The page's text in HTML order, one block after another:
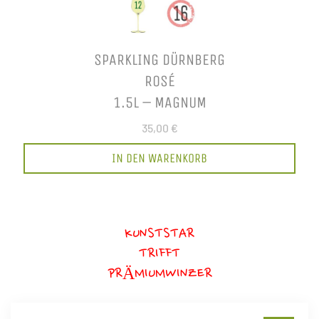
SPARKLING DÜRNBERG
ROSÉ
1.5L – MAGNUM
35,00 €
IN DEN WARENKORB
KUNSTSTAR
TRIFFT
PRÄMIUMWINZER